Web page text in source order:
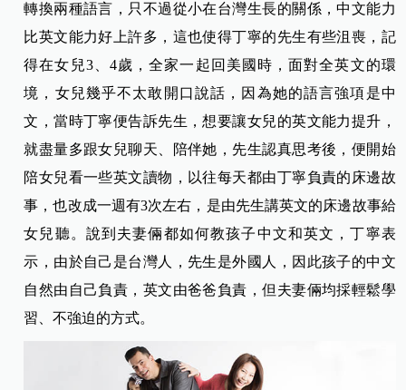
轉換兩種語言，只不過從小在台灣生長的關係，中文能力
比英文能力好上許多，這也使得丁寧的先生有些沮喪，記
得在女兒3、4歲，全家一起回美國時，面對全英文的環
境，女兒幾乎不太敢開口說話，因為她的語言強項是中
文，當時丁寧便告訴先生，想要讓女兒的英文能力提升，
就盡量多跟女兒聊天、陪伴她，先生認真思考後，便開始
陪女兒看一些英文讀物，以往每天都由丁寧負責的床邊故
事，也改成一週有3次左右，是由先生講英文的床邊故事給
女兒聽。說到夫妻倆都如何教孩子中文和英文，丁寧表
示，由於自己是台灣人，先生是外國人，因此孩子的中文
自然由自己負責，英文由爸爸負責，但夫妻倆均採輕鬆學
習、不強迫的方式。